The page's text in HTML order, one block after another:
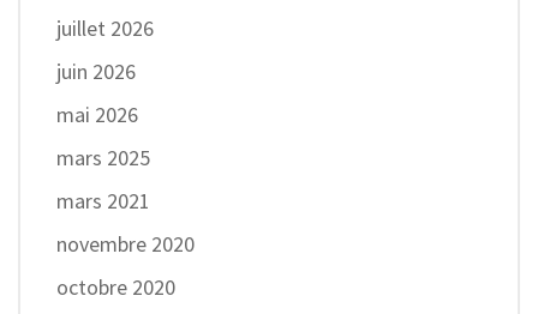
juillet 2026
juin 2026
mai 2026
mars 2025
mars 2021
novembre 2020
octobre 2020